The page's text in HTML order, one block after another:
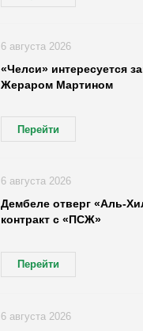
«Челси» интересуется
Жераром Мартином
Перейти
6 августа 2026
Дембеле отверг «Аль-
контракт с «ПСЖ»
Перейти
6 августа 2026
6 августа 2026